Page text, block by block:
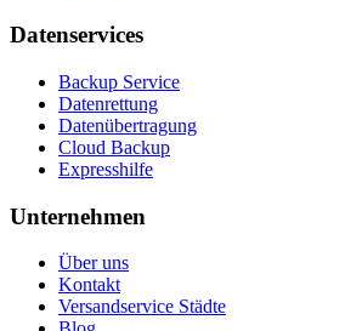
Datenservices
Backup Service
Datenrettung
Datenübertragung
Cloud Backup
Expresshilfe
Unternehmen
Über uns
Kontakt
Versandservice Städte